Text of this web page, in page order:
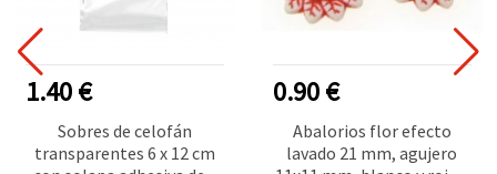
1.40 €
Sobres de celofán
transparentes 6 x 12 cm
0.90 €
Abalorios flor efecto
lavado 21 mm, agujero